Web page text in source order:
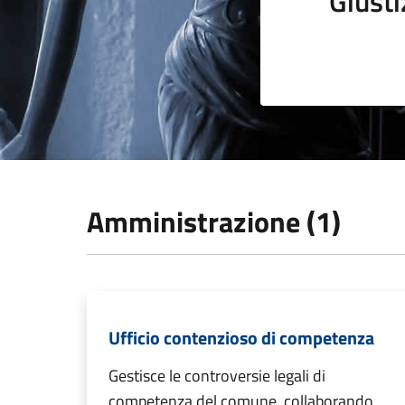
Amministrazione (1)
Ufficio contenzioso di competenza
Gestisce le controversie legali di